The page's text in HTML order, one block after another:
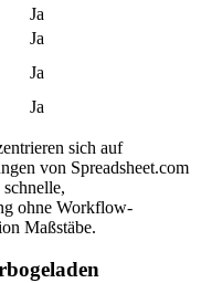
Ja
Ja
Ja
Ja
sich auf
von Spreadsheet.com
ohne Workflow-
Maßstäbe.